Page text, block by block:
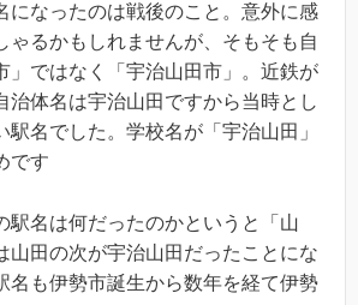
になったのは戦後のこと。意外に感
ゃるかもしれませんが、そもそも自
」ではなく「宇治山田市」。近鉄が
治体名は宇治山田ですから当時とし
駅名でした。学校名が「宇治山田」
です
駅名は何だったのかというと「山
山田の次が宇治山田だったことにな
名も伊勢市誕生から数年を経て伊勢